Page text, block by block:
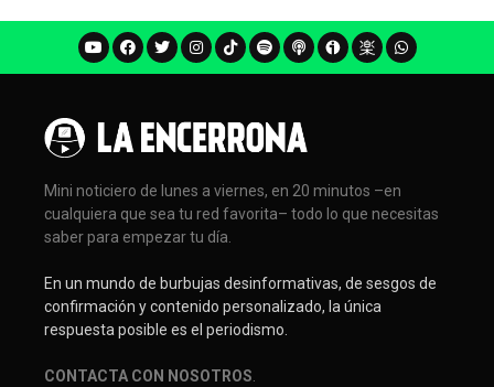
Mini noticiero de lunes a viernes, en 20 minutos –en
cualquiera que sea tu red favorita– todo lo que necesitas
saber para empezar tu día.
En un mundo de burbujas desinformativas, de sesgos de
confirmación y contenido personalizado, la única
respuesta posible es el periodismo.
CONTACTA CON NOSOTROS.